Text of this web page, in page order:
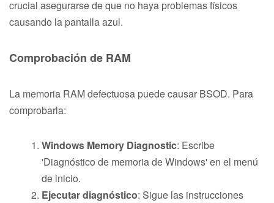
crucial asegurarse de que no haya problemas físicos
causando la pantalla azul.
Comprobación de RAM
La memoria RAM defectuosa puede causar BSOD. Para
comprobarla:
Windows Memory Diagnostic: Escribe
'Diagnóstico de memoria de Windows' en el menú
de inicio.
Ejecutar diagnóstico: Sigue las instrucciones